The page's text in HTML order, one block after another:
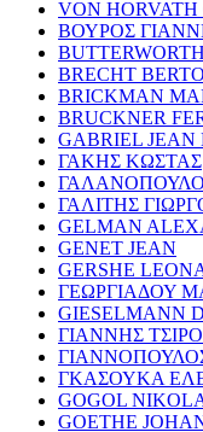
VON HORVATH
ΒΟΥΡΟΣ
BRECHT
BRICKMAN
BRUCKNER
GABRIEL JEAN
ΓΑΚΗΣ ΚΩΣΤΑΣ
ΓΑΛΙΤΗΣ
GELMAN
GENET JEAN
GERSHE
ΓΕΩΡΓΙΑΔΟΥ
GIESELMANN
ΓΙΑΝΝΗΣ
ΓΚΑΣΟΥΚΑ
GOGOL
GOETHE